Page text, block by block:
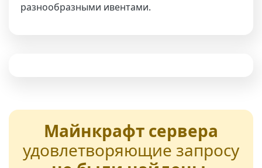
разнообразными ивентами.
Майнкрафт сервера
удовлетворяющие запросу